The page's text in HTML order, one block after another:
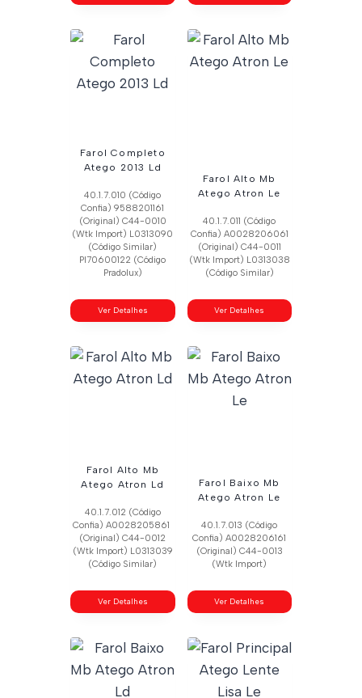
Farol Completo
Atego 2013 Ld
40.1.7.010 (Código
Confia) 9588201161
(Original) C44-0010
(Wtk Import) L0313090
(Código Similar)
Pl70600122 (Código
Pradolux)
Ver Detalhes
Farol Alto Mb
Atego Atron Le
40.1.7.011 (Código
Confia) A0028206061
(Original) C44-0011
(Wtk Import) L0313038
(Código Similar)
Ver Detalhes
Farol Alto Mb
Atego Atron Ld
40.1.7.012 (Código
Confia) A0028205861
(Original) C44-0012
(Wtk Import) L0313039
(Código Similar)
Ver Detalhes
Farol Baixo Mb
Atego Atron Le
40.1.7.013 (Código
Confia) A0028206161
(Original) C44-0013
(Wtk Import)
Ver Detalhes